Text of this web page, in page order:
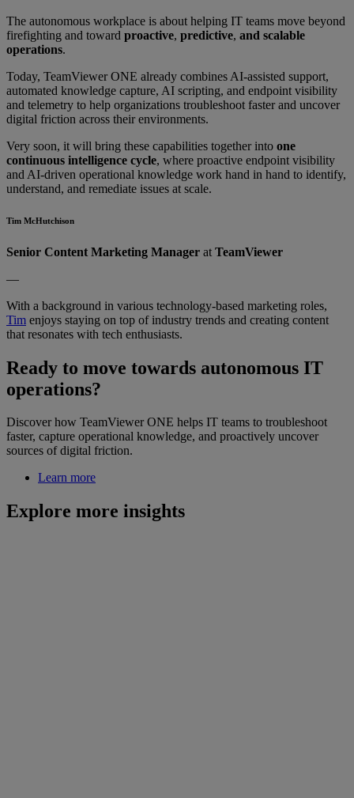
The autonomous workplace is about helping IT teams move beyond
firefighting and toward proactive, predictive, and scalable
operations.
Today, TeamViewer ONE already combines AI-assisted support,
automated knowledge capture, AI scripting, and endpoint visibility
and telemetry to help organizations troubleshoot faster and uncover
digital friction across their environments.
Very soon, it will bring these capabilities together into one
continuous intelligence cycle, where proactive endpoint visibility
and AI-driven operational knowledge work hand in hand to identify,
understand, and remediate issues at scale.
Tim McHutchison
Senior Content Marketing Manager at TeamViewer
—
With a background in various technology-based marketing roles,
Tim enjoys staying on top of industry trends and creating content
that resonates with tech enthusiasts.
Ready to move towards autonomous IT
operations?
Discover how TeamViewer ONE helps IT teams to troubleshoot
faster, capture operational knowledge, and proactively uncover
sources of digital friction.
Learn more
Explore more insights